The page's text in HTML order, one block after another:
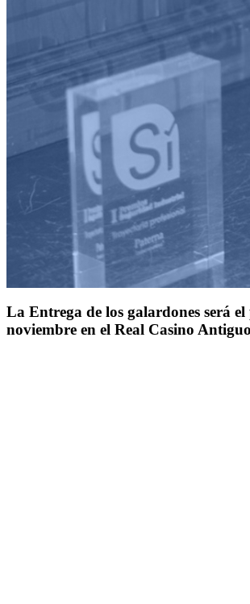
La Entrega de los galardones será
noviembre en el Real Casino